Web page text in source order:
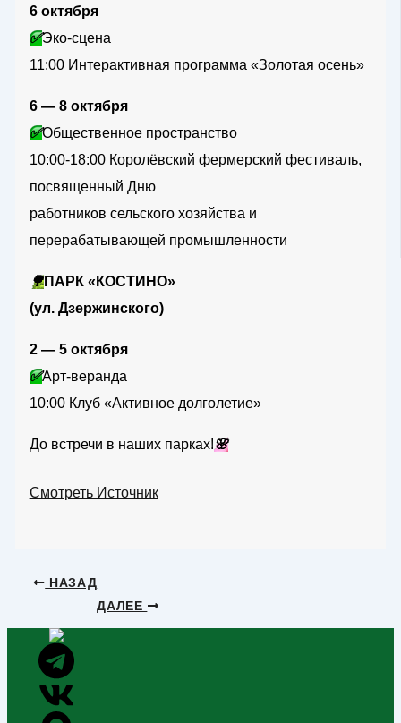
6 октября
✅Эко-сцена
11:00 Интерактивная программа «Золотая осень»
6 — 8 октября
✅Общественное пространство
10:00-18:00 Королёвский фермерский фестиваль,
посвященный Дню
работников сельского хозяйства и
перерабатывающей промышленности
🌳ПАРК «КОСТИНО»
(ул. Дзержинского)
2 — 5 октября
✅Арт-веранда
10:00 Клуб «Активное долголетие»
До встречи в наших парках!🌸
Смотреть Источник
НАЗАД
ДАЛЕЕ